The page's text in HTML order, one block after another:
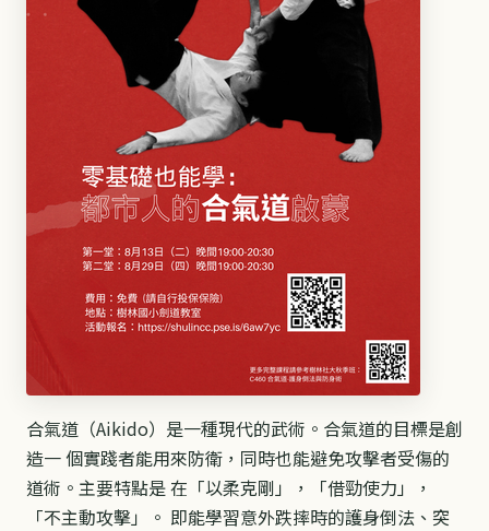
合氣道（Aikido）是一種現代的武術。 合氣道的目標是創
造一 個實踐者能用來防衛，同時也能避免攻擊者受傷的
道術。主要特點是 在「以柔克剛」，「借勁使力」，
「不主動攻擊」。 即能學習意外跌摔時的護身倒法、突